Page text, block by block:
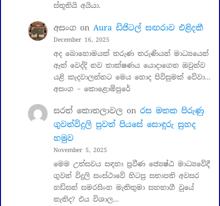
ස්තූතියි අයියා.
අසංග on Aura ඩිජිටල් සඟරාව එළිදකී
December 16, 2025
අද බොහොමයක් තරුණ තරුණියන් මාධ්‍යයෙන්
ඈත් වෙද්දි නව තාක්ෂණය යොදාගෙන ඔවුන්ව
යළි කැදවාලන්නට මෙය හොද පිවිසුමක් වේවා…
අසංග – කොළොම්පුරේ
සරත් කොතලාවල on රස මතක පිරුණු
ගුවන්විදුලි පුවත් පියසේ සොඳුරු සුහද
හමුව
November 5, 2025
මෙම උත්සවය සඳහා ප්‍රවීණ ජ්‍යෙෂ්ඨ මාධ්‍යවේදී
ගුවන් විදුලි සංස්ථාවේ හිටපු සභාපති අවසර
හඩ්සන් සමරසිංහ මැතිතුමා සහභාගී වුයේ
නැතිද? එය විශාල…